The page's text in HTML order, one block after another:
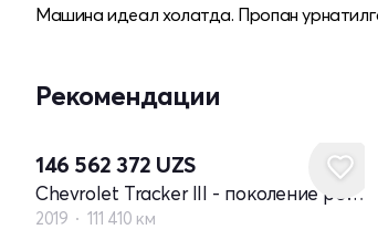
Машина идеал холатда. Пропан
Рекомендации
146 562 372 UZS
Chevrolet Tracker III - поколение рестайлинг
2019 111 410 км